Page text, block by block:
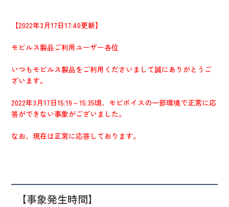
CX向上情報サイト
【2022年3月17日17:40更新】
モビルス製品ご利用ユーザー各位
いつもモビルス製品をご利用くださいまして誠にありがとうご
ざいます。
2022年3月17日15:19～15:35頃、モビボイスの一部環境で正常に応
答ができない事象がございました。
なお、現在は正常に応答しております。
【事象発生時間】